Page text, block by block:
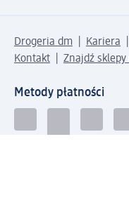
Drogeria dm Kariera
Kontakt
Znajdź sklepy
Metody płatności